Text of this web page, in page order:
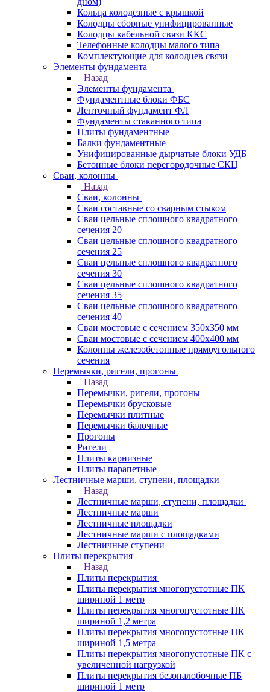
Кольца колодезные с крышкой
Колодцы сборные унифицированные
Колодцы кабельной связи ККС
Телефонные колодцы малого типа
Комплектующие для колодцев связи
Элементы фундамента
Назад
Элементы фундамента
Фундаментные блоки ФБС
Ленточный фундамент ФЛ
Фундаменты стаканного типа
Плиты фундаментные
Балки фундаментные
Унифицированные дырчатые блоки УДБ
Бетонные блоки перегородочные СКЦ
Сваи, колонны
Назад
Сваи, колонны
Сваи составные со сварным стыком
Сваи цельные сплошного квадратного
сечения 20
Сваи цельные сплошного квадратного
сечения 25
Сваи цельные сплошного квадратного
сечения 30
Сваи цельные сплошного квадратного
сечения 35
Сваи цельные сплошного квадратного
сечения 40
Сваи мостовые с сечением 350х350 мм
Сваи мостовые с сечением 400х400 мм
Колонны железобетонные прямоугольного
сечения
Перемычки, ригели, прогоны
Назад
Перемычки, ригели, прогоны
Перемычки брусковые
Перемычки плитные
Перемычки балочные
Прогоны
Ригели
Плиты карнизные
Плиты парапетные
Лестничные марши, ступени, площадки
Назад
Лестничные марши, ступени, площадки
Лестничные марши
Лестничные площадки
Лестничные марши с площадками
Лестничные ступени
Плиты перекрытия
Назад
Плиты перекрытия
Плиты перекрытия многопустотные ПК
шириной 1 метр
Плиты перекрытия многопустотные ПК
шириной 1,2 метра
Плиты перекрытия многопустотные ПК
шириной 1,5 метра
Плиты перекрытия многопустотные ПК с
увеличенной нагрузкой
Плиты перекрытия безопалобочные ПБ
шириной 1 метр